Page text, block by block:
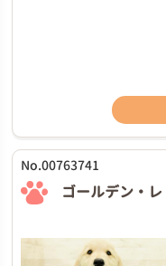
No.00763741
ゴールデン・